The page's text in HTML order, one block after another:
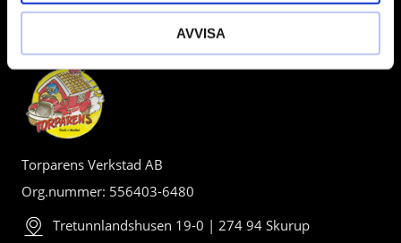
AVVISA
Torparens Verkstad AB
Org.nummer: 556403-6480
Tretunnlandshusen 19-0 | 274 94 Skurup